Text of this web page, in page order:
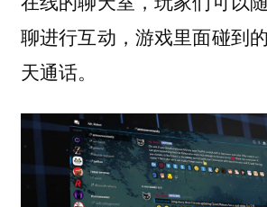
聊进行互动，游戏里面碰到
天通话。